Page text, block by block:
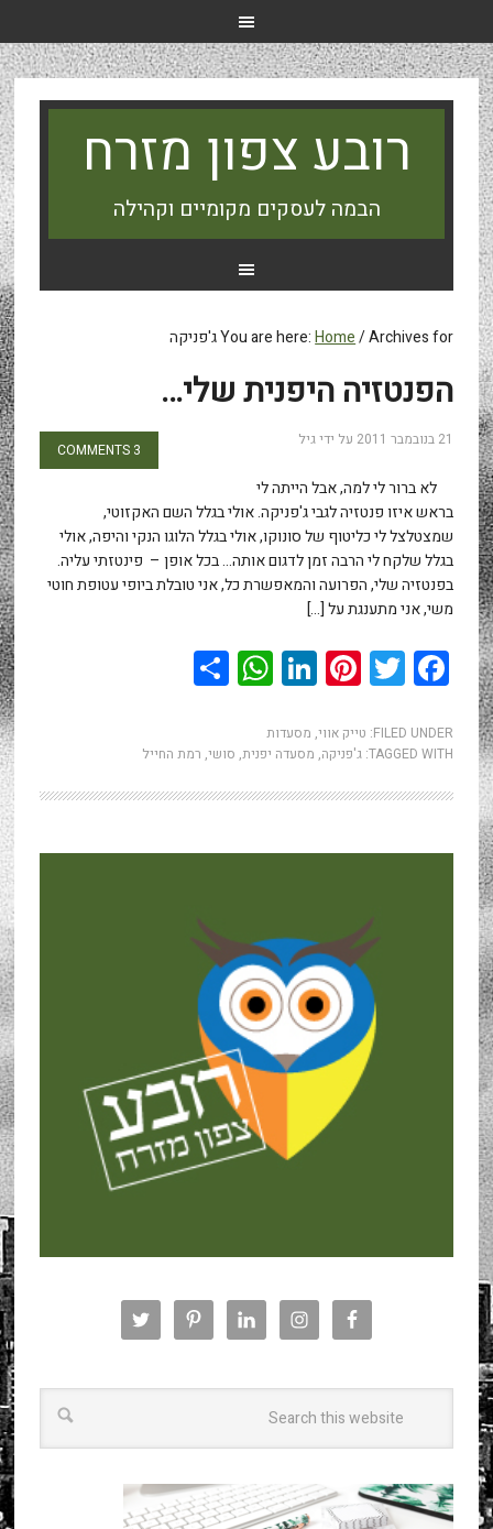
רובע צפון מזרח
הבמה לעסקים מקומיים וקהילה
You are here:Home/Archives for ג'פניקה
הפנטזיה היפנית שלי…
21 בנובמבר 2011 על ידיגיל
3 COMMENTS
לא ברור לי למה, אבל הייתה לי
בראש איזו פנטזיה לגבי ג'פניקה. אולי בגלל השם האקזוטי,
שמצטלצל לי כליטוף של סונוקו, אולי בגלל הלוגו הנקי והיפה, אולי
בגלל שלקח לי הרבה זמן לדגום אותה… בכל אופן – פינטזתי עליה.
בפנטזיה שלי, הפרועה והמאפשרת כל, אני טובלת ביופי עטופת חוטי
משי, אני מתענגת על […]
Facebook
Twitter
Pinterest
LinkedIn
WhatsApp
Share
FILED UNDER: טייק אווי, מסעדות
TAGGED WITH: ג'פניקה, מסעדה יפנית, סושי, רמת החייל